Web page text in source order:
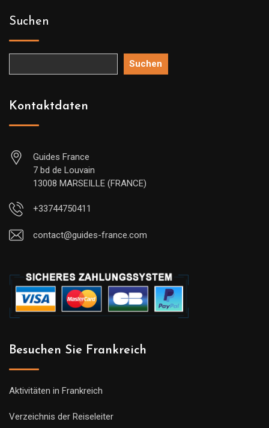
Suchen
Suchen
Kontaktdaten
Guides France
7 bd de Louvain
13008 MARSEILLE (FRANCE)
+33744750411
contact@guides-france.com
Besuchen Sie Frankreich
Aktivitäten in Frankreich
Verzeichnis der Reiseleiter